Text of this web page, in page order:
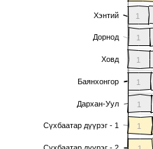
1
1
1
1
1
1
Хэнтий
Дорнод
Ховд
Баянхонгор
Дархан-Уул
Сүхбаатар дүүрэг - 1